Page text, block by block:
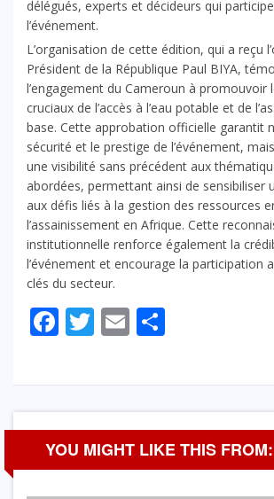
délégués, experts et décideurs qui
l’événement.
L’organisation de cette édition, qui a reçu
Président de la République Paul BIYA,
l’engagement du Cameroun à promouvoir
cruciaux de l’accès à l’eau potable et de
base. Cette approbation officielle garantit
sécurité et le prestige de l’événement,
une visibilité sans précédent aux
abordées, permettant ainsi de sensibiliser
aux défis liés à la gestion des ressources
l’assainissement en Afrique. Cette
institutionnelle renforce également la
l’événement et encourage la participation
clés du secteur.
Facebook
Twitter
Email
YOU MIGHT LIKE THIS